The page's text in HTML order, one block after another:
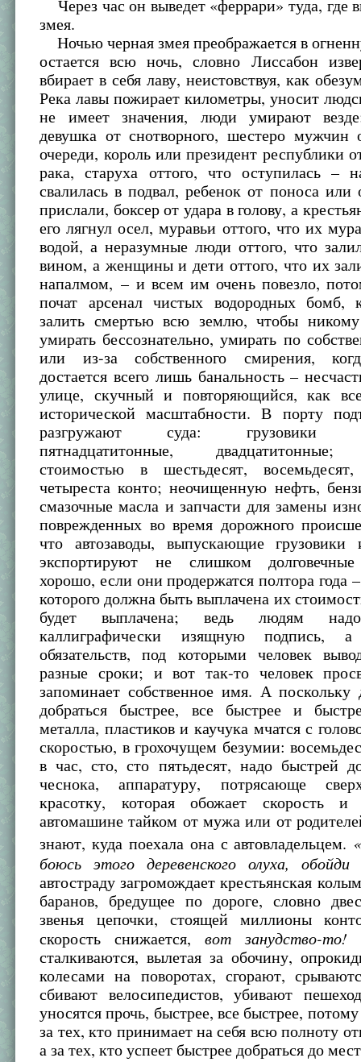
Через час он выведет «феррари» туда, где
змея.
Ночью черная змея преображается в
остается всю ночь, словно Лиссабон
вбирает в себя лаву, неистовствуя, как
Река лавы пожирает километры, уносит
не имеет значения, люди умирают
девушка от снотворного, шестеро мужчин
очереди, король или президент республики
рака, старуха оттого, что оступилась –
свалилась в подвал, ребенок от поноса или
прислали, боксер от удара в голову, а
его лягнул осел, муравьи оттого, что их
водой, а неразумные люди оттого, что
вином, а женщины и дети оттого, что их
напалмом, – и всем им очень повезло,
почат арсенал чистых водородных бомб,
залить смертью всю землю, чтобы
умирать бессознательно, умирать по
или из-за собственного смирения,
достается всего лишь банальность –
улице, скучный и повторяющийся, как
исторической масштабности. В порту
разгружают суда: грузовики
пятнадцатитонные,
стоимостью в шестьдесят,
четыреста конто; неочищенную нефть,
смазочные масла и запчасти для замены
поврежденных во время дорожного
что автозаводы, выпускающие грузовики
экспортируют не слишком
хорошо, если они продержатся полтора года
которого должна быть выплачена их
будет выплачена; ведь людям надо
каллиграфически изящную подпись,
обязательств, под которыми человек
разные сроки; и вот так-то человек
запоминает собственное имя. А
добраться быстрее, все быстрее и
металла, пластиков и каучука мчатся с
скоростью, в грохочущем безумии:
в час, сто, сто пятьдесят, надо быстрей
чеснока, аппаратуру, потрясающе
красотку, которая обожает скорость и
автомашине тайком от мужа или от
знают, куда поехала она с автовладельцем.
боюсь этого деревенского олуха,
автостраду загромождает крестьянская
баранов, бредущее по дороге, словно
звенья цепочки, стоящей миллионы
скорость снижается,вот занудство-то!
сталкиваются, вылетая за обочину,
колесами на поворотах, сгорают,
сбивают велосипедистов, убивают
уносятся прочь, быстрее, все быстрее,
за тех, кто принимает на себя всю полноту
а за тех, кто успеет быстрее добраться до